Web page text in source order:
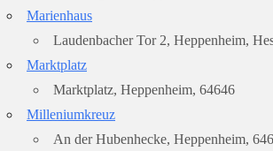
Marienhaus
Laudenbacher Tor 2, Heppenheim,
Marktplatz
Marktplatz, Heppenheim, 64646
Milleniumkreuz
An der Hubenhecke, Heppenheim,